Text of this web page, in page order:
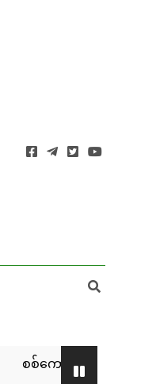
းနွေးခဲ့တဲ့ ဖြစ်စဉ်ဟာ ခ